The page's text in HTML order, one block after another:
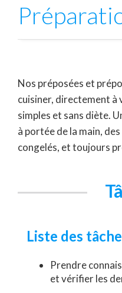
Nos préposées et
cuisiner, directement à
simples et sans diète.
à portée de la main,
congelés, et toujours
Liste des
Prendre
et vérifier les